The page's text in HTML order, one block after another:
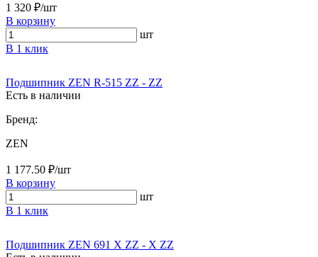
1 320 ₽/шт
В корзину
шт
В 1 клик
Подшипник ZEN R-515 ZZ - ZZ
Есть в наличии
Бренд:
ZEN
1 177.50 ₽/шт
В корзину
шт
В 1 клик
Подшипник ZEN 691 X ZZ - X ZZ